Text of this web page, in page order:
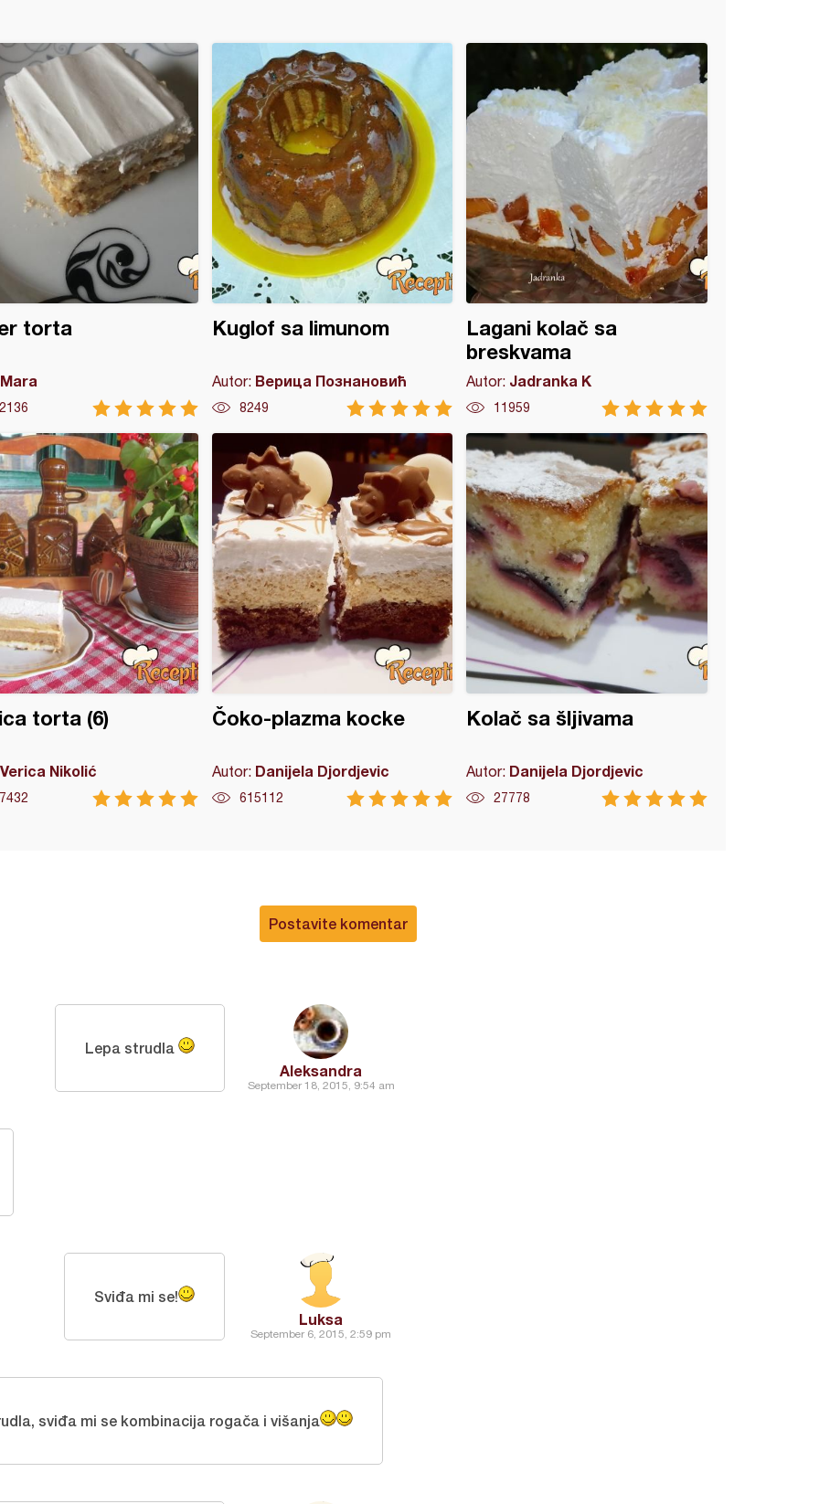
torta
Mara
Kuglof sa limunom
Autor: Верица Познановић
8249
Lagani kolač sa
breskvama
Autor: Jadranka K
11959
torta (6)
Verica Nikolić
Čoko-plazma kocke
Autor: Danijela Djordjevic
615112
Kolač sa šljivama
Autor: Danijela Djordjevic
27778
Postavite komentar
Aleksandra
September 18, 2015, 9:54 am
Lepa strudla
Luksa
September 6, 2015, 2:59 pm
Sviđa mi se!
sviđa mi se kombinacija rogača i višanja